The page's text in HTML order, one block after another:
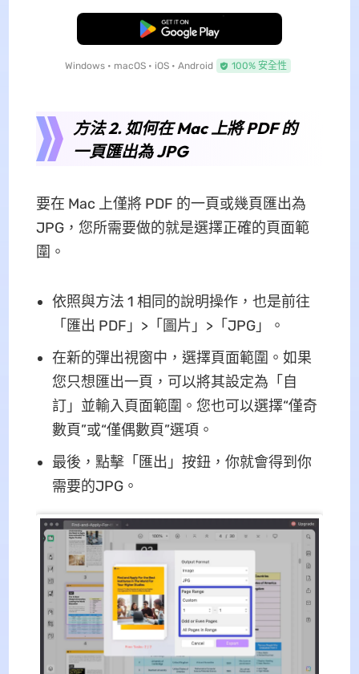
免費下載
Windows • macOS • iOS • Android 100% 安全性
方法 2. 如何在 Mac 上將 PDF 的
一頁匯出為 JPG
要在 Mac 上僅將 PDF 的一頁或幾頁匯出為
JPG，您所需要做的就是選擇正確的頁面範
圍。
依照與方法 1 相同的說明操作，也是前往
「匯出 PDF」>「圖片」>「JPG」。
在新的彈出視窗中，選擇頁面範圍。如果
您只想匯出一頁，可以將其設定為「自
訂」並輸入頁面範圍。您也可以選擇“僅奇
數頁”或“僅偶數頁”選項。
最後，點擊「匯出」按鈕，你就會得到你
需要的JPG。